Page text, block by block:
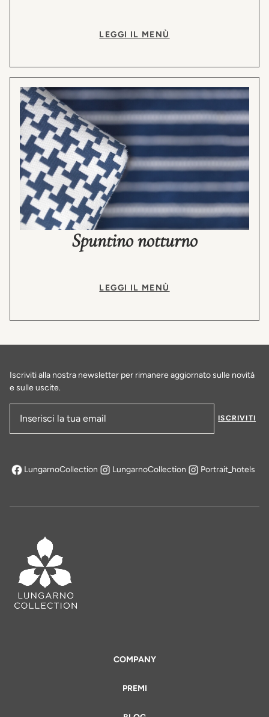
LEGGI IL MENÙ
Spuntino notturno
LEGGI IL MENÙ
COMPANY
PREMI
Iscriviti alla nostra newsletter per rimanere aggiornato sulle novità
e sulle uscite.
ISCRIVITI
LungarnoCollection
si apre in una nuova scheda
LungarnoCollection Portrait_hotels